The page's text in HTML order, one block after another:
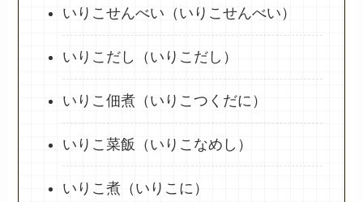
いりこせんべい（いりこせんべい）
いりこだし（いりこだし）
いりこ佃煮（いりこつくだに）
いりこ菜飯（いりこなめし）
いりこ煮（いりこに）